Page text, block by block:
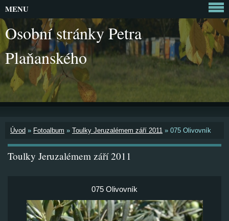
Osobní stránky Petra
Plaňanského
Úvod » Fotoalbum » Toulky Jeruzalémem září 2011 » 075 Olivovník
Toulky Jeruzalémem září 2011
075 Olivovník
MENU